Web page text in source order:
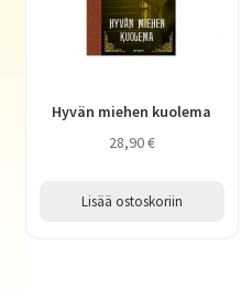
Hyvän miehen kuolema
28,90€
Lisää ostoskoriin